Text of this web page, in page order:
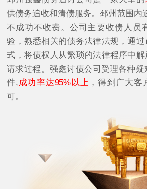
供债务追收和清债服务。邳州范围内
不成功不收费。公司主要收债人员
验，熟悉相关的债务法律法规，通
式，将债权人从繁琐的法律程序中
请求过程。强鑫讨债公司受理各种疑
件, 成功率达95%以上 ，得到广大客
可。